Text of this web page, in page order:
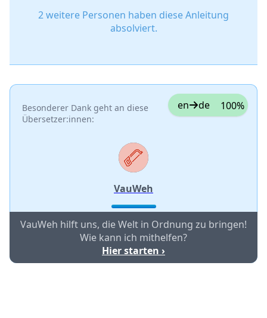
2 weitere Personen haben diese Anleitung
absolviert.
Besonderer Dank geht an diese
Übersetzer:innen:
en de 100%
VauWeh
VauWeh hilft uns, die Welt in Ordnung zu bringen!
Wie kann ich mithelfen?
Hier starten ›